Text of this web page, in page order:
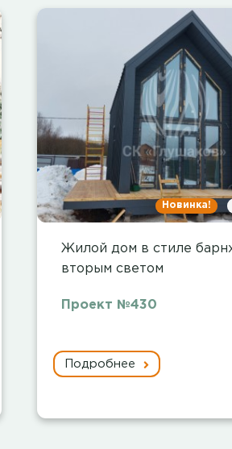
Новинка!
Жилой дом в стиле
вторым светом
Проект №430
Подробнее